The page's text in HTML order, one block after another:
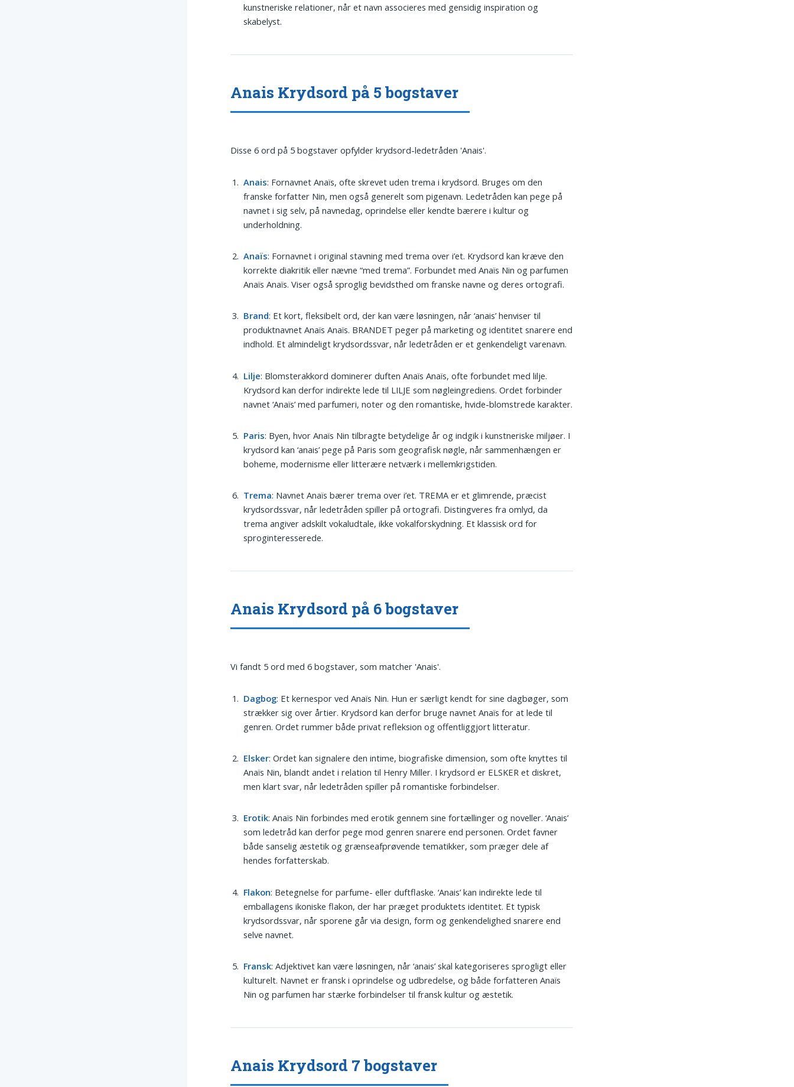
kunstneriske relationer, når et navn associeres med gensidig inspiration og
skabelyst.
Anais Krydsord på 5 bogstaver
Disse 6 ord på 5 bogstaver opfylder krydsord-ledetråden 'Anais'.
Anais: Fornavnet Anaïs, ofte skrevet uden trema i krydsord. Bruges om den
franske forfatter Nin, men også generelt som pigenavn. Ledetråden kan pege på
navnet i sig selv, på navnedag, oprindelse eller kendte bærere i kultur og
underholdning.
Anaïs: Fornavnet i original stavning med trema over i’et. Krydsord kan kræve den
korrekte diakritik eller nævne “med trema”. Forbundet med Anaïs Nin og parfumen
Anaïs Anaïs. Viser også sproglig bevidsthed om franske navne og deres ortografi.
Brand: Et kort, fleksibelt ord, der kan være løsningen, når ‘anais’ henviser til
produktnavnet Anaïs Anaïs. BRANDET peger på marketing og identitet snarere end
indhold. Et almindeligt krydsordssvar, når ledetråden er et genkendeligt varenavn.
Lilje: Blomsterakkord dominerer duften Anaïs Anaïs, ofte forbundet med lilje.
Krydsord kan derfor indirekte lede til LILJE som nøgleingrediens. Ordet forbinder
navnet ‘Anaïs’ med parfumeri, noter og den romantiske, hvide-blomstrede karakter.
Paris: Byen, hvor Anaïs Nin tilbragte betydelige år og indgik i kunstneriske miljøer. I
krydsord kan ‘anais’ pege på Paris som geografisk nøgle, når sammenhængen er
boheme, modernisme eller litterære netværk i mellemkrigstiden.
Trema: Navnet Anaïs bærer trema over i’et. TREMA er et glimrende, præcist
krydsordssvar, når ledetråden spiller på ortografi. Distingveres fra omlyd, da
trema angiver adskilt vokaludtale, ikke vokalforskydning. Et klassisk ord for
sproginteresserede.
Anais Krydsord på 6 bogstaver
Vi fandt 5 ord med 6 bogstaver, som matcher 'Anais'.
Dagbog: Et kernespor ved Anaïs Nin. Hun er særligt kendt for sine dagbøger, som
strækker sig over årtier. Krydsord kan derfor bruge navnet Anaïs for at lede til
genren. Ordet rummer både privat refleksion og offentliggjort litteratur.
Elsker: Ordet kan signalere den intime, biografiske dimension, som ofte knyttes til
Anaïs Nin, blandt andet i relation til Henry Miller. I krydsord er ELSKER et diskret,
men klart svar, når ledetråden spiller på romantiske forbindelser.
Erotik: Anaïs Nin forbindes med erotik gennem sine fortællinger og noveller. ‘Anais’
som ledetråd kan derfor pege mod genren snarere end personen. Ordet favner
både sanselig æstetik og grænseafprøvende tematikker, som præger dele af
hendes forfatterskab.
Flakon: Betegnelse for parfume- eller duftflaske. ‘Anais’ kan indirekte lede til
emballagens ikoniske flakon, der har præget produktets identitet. Et typisk
krydsordssvar, når sporene går via design, form og genkendelighed snarere end
selve navnet.
Fransk: Adjektivet kan være løsningen, når ‘anais’ skal kategoriseres sprogligt eller
kulturelt. Navnet er fransk i oprindelse og udbredelse, og både forfatteren Anaïs
Nin og parfumen har stærke forbindelser til fransk kultur og æstetik.
Anais Krydsord 7 bogstaver